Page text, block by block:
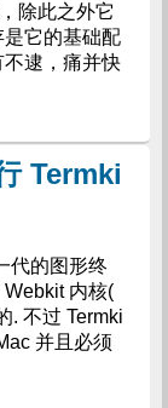
除此之外它
它的基础配
逮，痛并快
Termki
代的图形终
Webkit 内核(
. 不过 Termki
并且必须